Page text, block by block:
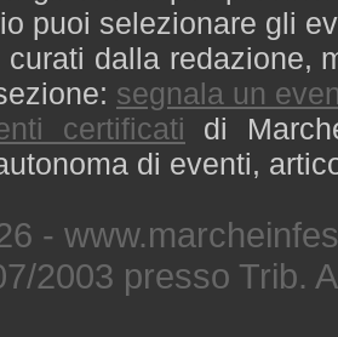
puoi selezionare gli
dalla redazione,
segnala un
certificati di
di eventi,
-
2003 presso Trib.